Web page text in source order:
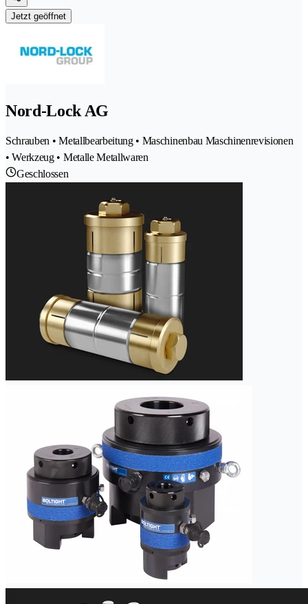
Jetzt geöffnet
Nord-Lock AG
Schrauben • Metallbearbeitung • Maschinenbau Maschinenrevisionen
• Werkzeug • Metalle Metallwaren
Geschlossen